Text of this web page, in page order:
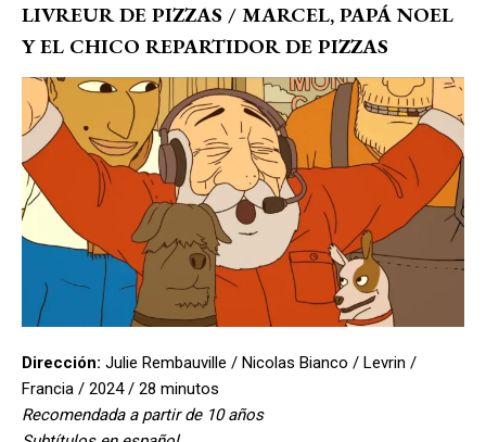
LIVREUR DE PIZZAS / MARCEL, PAPÁ NOEL
Y EL CHICO REPARTIDOR DE PIZZAS
Dirección: Julie Rembauville / Nicolas Bianco / Levrin /
Francia / 2024 / 28 minutos
Recomendada a partir de 10 años